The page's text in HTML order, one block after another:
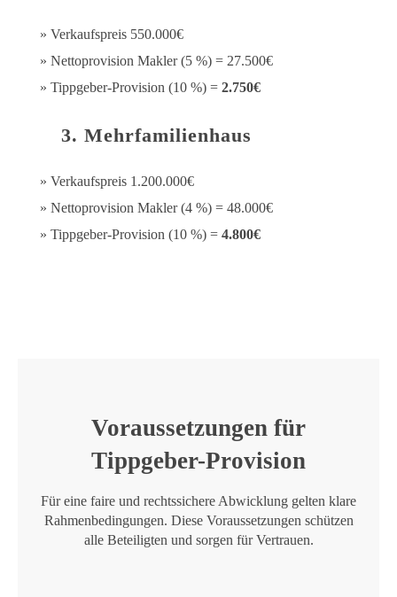
» Verkaufspreis 550.000€
» Nettoprovision Makler (5 %) = 27.500€
» Tippgeber-Provision (10 %) = 2.750€
3. Mehrfamilienhaus
» Verkaufspreis 1.200.000€
» Nettoprovision Makler (4 %) = 48.000€
» Tippgeber-Provision (10 %) = 4.800€
Voraussetzungen für
Tippgeber-Provision
Für eine faire und rechtssichere Abwicklung gelten klare
Rahmenbedingungen. Diese Voraussetzungen schützen
alle Beteiligten und sorgen für Vertrauen.